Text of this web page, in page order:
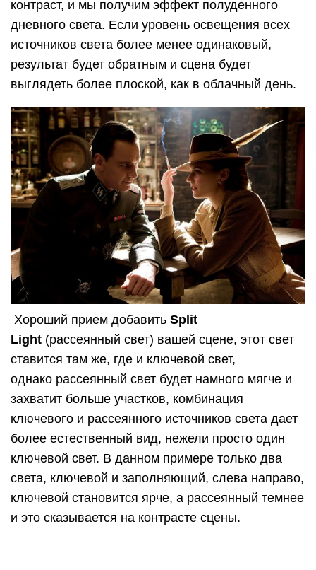
ключевой свет. В данном примере только два
света, ключевой и заполняющий, слева направо,
ключевой становится ярче, а рассеянный темнее
и это сказывается на контрасте сцены.
Обычный прием – послойное освещение, когда
идет переход от темного к светлому и обратно от
темного к светлому. Это отделяет ключевые
элементы от фона, но также позволяет видеть
детали вдалеке. На следующем рендере видно
как добавочный фоновый свет отделяет